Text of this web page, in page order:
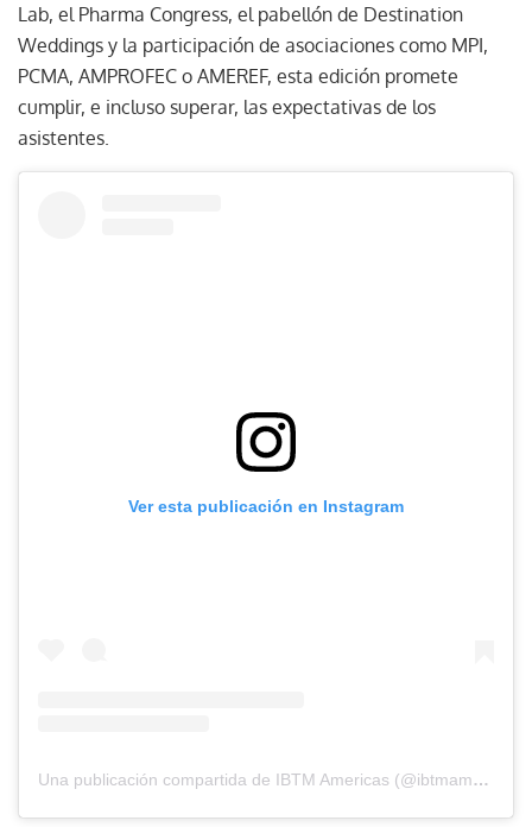
Lab, el Pharma Congress, el pabellón de Destination
Weddings y la participación de asociaciones como MPI,
PCMA, AMPROFEC o AMEREF, esta edición promete
cumplir, e incluso superar, las expectativas de los
asistentes.
Ver esta publicación en Instagram
Una publicación compartida de IBTM Americas (@ibtmamericas)